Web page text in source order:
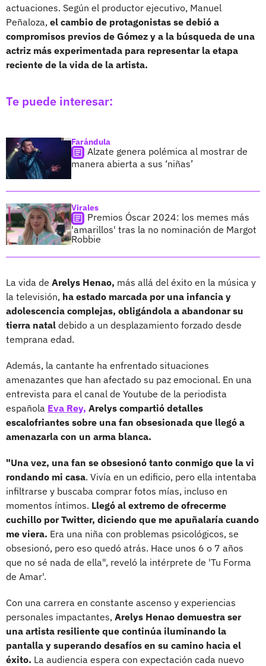
actuaciones. Según el productor ejecutivo, Manuel
Peñaloza, el cambio de protagonistas se debió a
compromisos previos de Gómez y a la búsqueda de una
actriz más experimentada para representar la etapa
reciente de la vida de la artista.
Te puede interesar:
Farándula
Alzate genera polémica al mostrar de
manera abierta a sus ‘niñas’
Virales
Premios Óscar 2024: los memes más
'amarillos' tras la no nominación de Margot
Robbie
La vida de Arelys Henao, más allá del éxito en la música y
la televisión, ha estado marcada por una infancia y
adolescencia complejas, obligándola a abandonar su
tierra natal debido a un desplazamiento forzado desde
temprana edad.
Además, la cantante ha enfrentado situaciones
amenazantes que han afectado su paz emocional. En una
entrevista para el canal de Youtube de la periodista
española Eva Rey, Arelys compartió detalles
escalofriantes sobre una fan obsesionada que llegó a
amenazarla con un arma blanca.
"Una vez, una fan se obsesionó tanto conmigo que la vi
rondando mi casa. Vivía en un edificio, pero ella intentaba
infiltrarse y buscaba comprar fotos mías, incluso en
momentos íntimos. Llegó al extremo de ofrecerme
cuchillo por Twitter, diciendo que me apuñalaría cuando
me viera. Era una niña con problemas psicológicos, se
obsesionó, pero eso quedó atrás. Hace unos 6 o 7 años
que no sé nada de ella", reveló la intérprete de 'Tu Forma
de Amar'.
Con una carrera en constante ascenso y experiencias
personales impactantes, Arelys Henao demuestra ser
una artista resiliente que continúa iluminando la
pantalla y superando desafíos en su camino hacia el
éxito. La audiencia espera con expectación cada nuevo